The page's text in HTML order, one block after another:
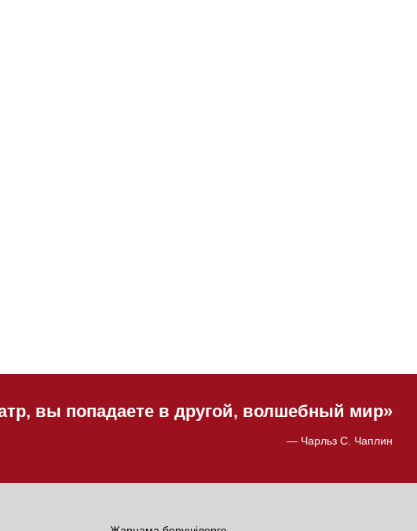
вы попадаете в другой, волшебный мир»
— Чарльз С. Чаплин